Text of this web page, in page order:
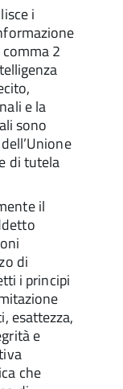
i
2
e la
sono
di tutela
il
di
i principi
esattezza,
e
che